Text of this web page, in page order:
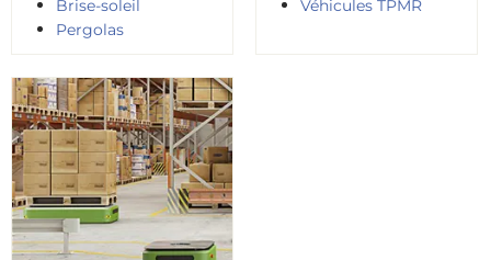
Brise-soleil
Pergolas
Véhicules TPMR